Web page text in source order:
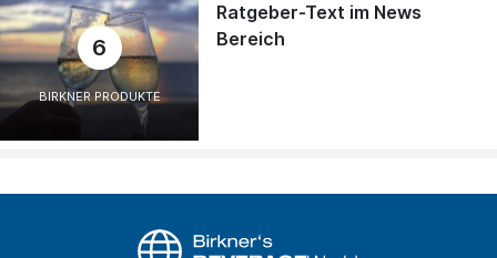
6
BIRKNER PRODUKTE
Ratgeber-Text im News
Bereich